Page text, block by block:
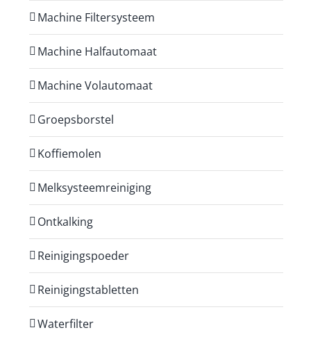
Machine Filtersysteem
Machine Halfautomaat
Machine Volautomaat
Groepsborstel
Koffiemolen
Melksysteemreiniging
Ontkalking
Reinigingspoeder
Reinigingstabletten
Waterfilter